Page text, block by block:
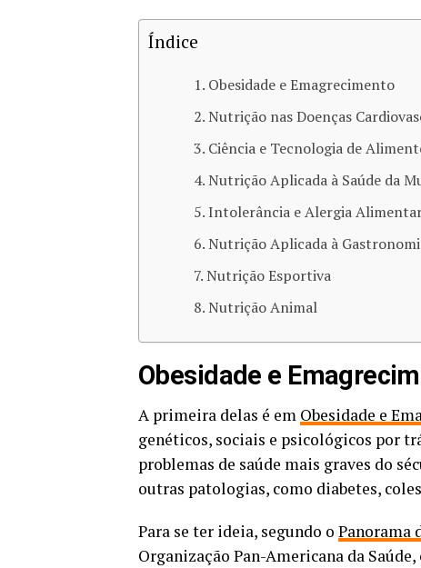
Índice
Obesidade e Emagrecimento
Nutrição nas Doenças
Ciência e Tecnologia de
Nutrição Aplicada à Saúde da
Intolerância e Alergia
Nutrição Aplicada à
Nutrição Esportiva
Nutrição Animal
Obesidade e
A primeira delas é em Obesidade e
genéticos, sociais e psicológicos por
problemas de saúde mais graves do
outras patologias, como diabetes,
Para se ter ideia, segundo o Panorama
Organização Pan-Americana da